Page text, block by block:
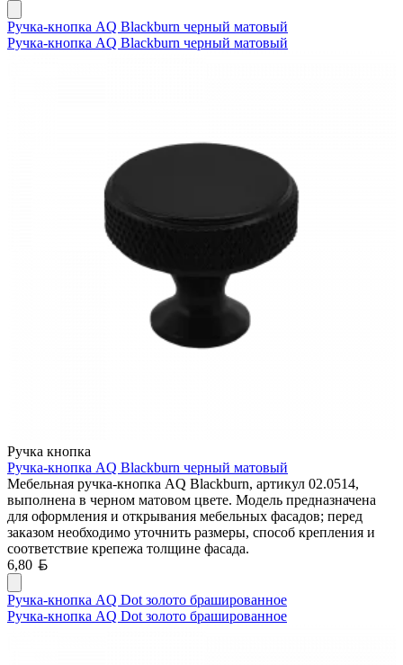
Ручка-кнопка AQ Blackburn черный матовый
Ручка-кнопка AQ Blackburn черный матовый
Ручка кнопка
Ручка-кнопка AQ Blackburn черный матовый
Мебельная ручка-кнопка AQ Blackburn, артикул 02.0514,
выполнена в черном матовом цвете. Модель предназначена
для оформления и открывания мебельных фасадов; перед
заказом необходимо уточнить размеры, способ крепления и
соответствие крепежа толщине фасада.
6,80
Ручка-кнопка AQ Dot золото брашированное
Ручка-кнопка AQ Dot золото брашированное